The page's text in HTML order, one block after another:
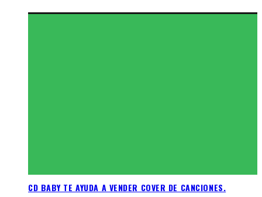
CD BABY TE AYUDA A VENDER COVER DE CANCIONES.